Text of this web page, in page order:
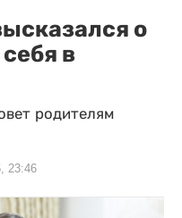
о
в
родителям
23:46